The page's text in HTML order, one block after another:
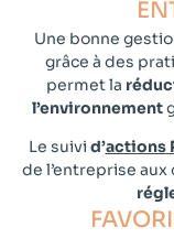
Une bonne
grâce à des
permet la
l’environnement
Le suivi d’actions
de l’entreprise